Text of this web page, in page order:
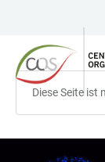
LINKS
ZUR
HAUPTINHALT
ÖFFNEN
ÖFFNEN
Diese Seite ist